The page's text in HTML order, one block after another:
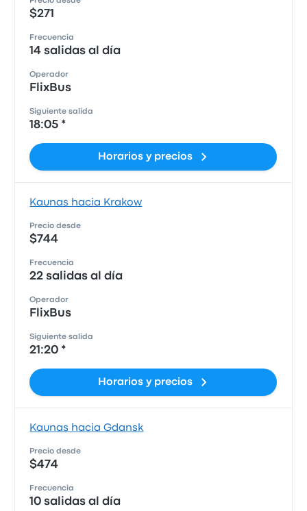
$271
Frecuencia
14 salidas al día
Operador
FlixBus
Siguiente salida
18:05 *
Horarios y precios
Kaunas hacia Krakow
Precio desde
$744
Frecuencia
22 salidas al día
Operador
FlixBus
Siguiente salida
21:20 *
Horarios y precios
Kaunas hacia Gdansk
Precio desde
$474
Frecuencia
10 salidas al día